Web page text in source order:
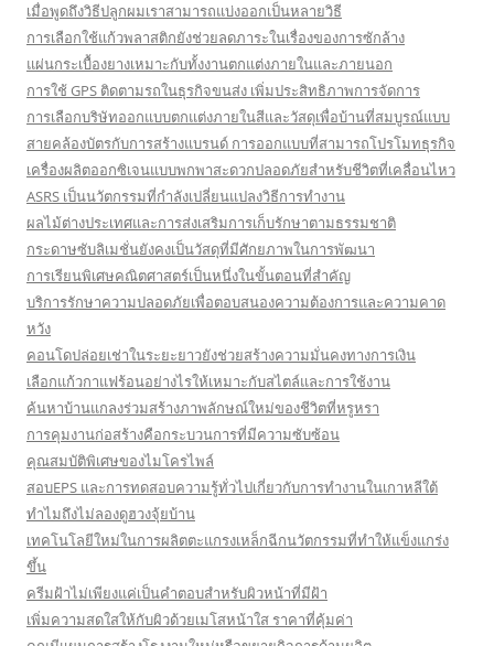
เมื่อพูดถึงวิธีปลูกผมเราสามารถแบ่งออกเป็นหลายวิธี
การเลือกใช้แก้วพลาสติกยังช่วยลดภาระในเรื่องของการซักล้าง
แผ่นกระเบื้องยางเหมาะกับทั้งงานตกแต่งภายในและภายนอก
การใช้ GPS ติดตามรถในธุรกิจขนส่ง เพิ่มประสิทธิภาพการจัดการ
การเลือกบริษัทออกแบบตกแต่งภายในสีและวัสดุเพื่อบ้านที่สมบูรณ์แบบ
สายคล้องบัตรกับการสร้างแบรนด์ การออกแบบที่สามารถโปรโมทธุรกิจ
เครื่องผลิตออกซิเจนแบบพกพาสะดวกปลอดภัยสำหรับชีวิตที่เคลื่อนไหว
ASRS เป็นนวัตกรรมที่กำลังเปลี่ยนแปลงวิธีการทำงาน
ผลไม้ต่างประเทศและการส่งเสริมการเก็บรักษาตามธรรมชาติ
กระดาษซับลิเมชั่นยังคงเป็นวัสดุที่มีศักยภาพในการพัฒนา
การเรียนพิเศษคณิตศาสตร์เป็นหนึ่งในขั้นตอนที่สำคัญ
บริการรักษาความปลอดภัยเพื่อตอบสนองความต้องการและความคาด
หวัง
คอนโดปล่อยเช่าในระยะยาวยังช่วยสร้างความมั่นคงทางการเงิน
เลือกแก้วกาแฟร้อนอย่างไรให้เหมาะกับสไตล์และการใช้งาน
ค้นหาบ้านแกลงร่วมสร้างภาพลักษณ์ใหม่ของชีวิตที่หรูหรา
การคุมงานก่อสร้างคือกระบวนการที่มีความซับซ้อน
คุณสมบัติพิเศษของไมโครไพล์
สอบEPS และการทดสอบความรู้ทั่วไปเกี่ยวกับการทำงานในเกาหลีใต้
ทำไมถึงไม่ลองดูฮวงจุ้ยบ้าน
เทคโนโลยีใหม่ในการผลิตตะแกรงเหล็กฉีกนวัตกรรมที่ทำให้แข็งแกร่ง
ขึ้น
ครีมฝ้าไม่เพียงแค่เป็นคำตอบสำหรับผิวหน้าที่มีฝ้า
เพิ่มความสดใสให้กับผิวด้วยเมโสหน้าใส ราคาที่คุ้มค่า